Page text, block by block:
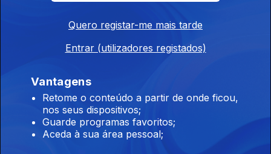
21 jul. 2026
Orfeu de Sá Lisboa
Direto São Tomé e Príncipe 08h30
21 jul. 2026
Oscar Medeiros
Quero registar-me mais tarde
Entrar (utilizadores registados)
Vantagens
Retome o conteúdo a partir de onde ficou,
nos seus dispositivos;
Guarde programas favoritos;
Aceda à sua área pessoal;